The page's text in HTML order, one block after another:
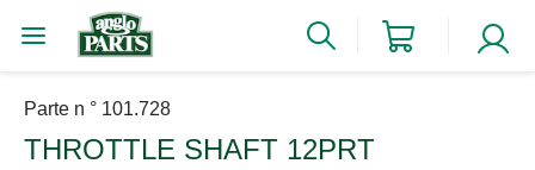
Parte n ° 101.728
THROTTLE SHAFT 12PRT